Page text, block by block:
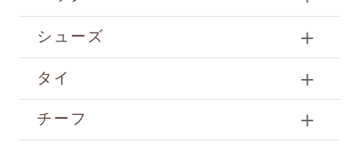
シューズ
タイ
チーフ